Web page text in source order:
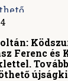
Ferenc és